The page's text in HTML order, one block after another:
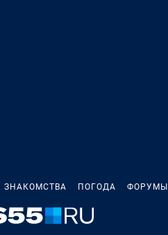
ЗНАКОМСТВА ПОГОДА ФОРУМЫ